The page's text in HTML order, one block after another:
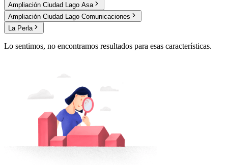
Ampliación Ciudad Lago Asa
Ampliación Ciudad Lago Comunicaciones
La Perla
Lo sentimos, no encontramos resultados para esas características.